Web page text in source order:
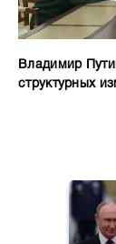
Владимир
структурных